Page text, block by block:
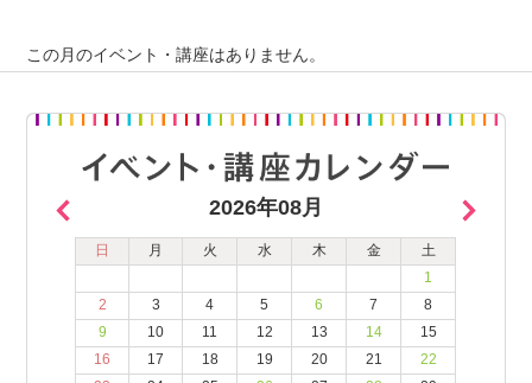
この月のイベント・講座はありません。
2026年08月
日 月 火 水 木 金
土
1
2
3 4 5 6 7
8
9
10 11 12 13 14
15
16
17 18 19 20 21
22